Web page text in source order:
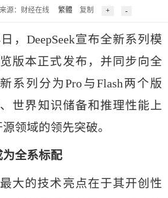
来源：财经在线 繁體 复制
DeepSeek宣布全新系列模
览版本正式发布，并同步向全
系列分为Pro与Flash两个版
世界知识储备和推理性能上
领域的领先突破。
全系标配
大的技术亮点在于其开创性